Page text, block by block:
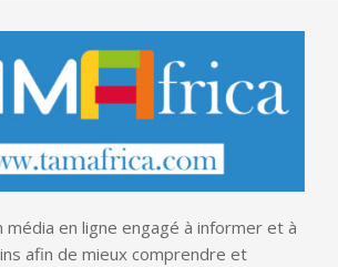
média en ligne engagé à informer et à
afin de mieux comprendre et